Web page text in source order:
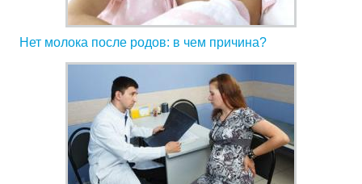
Нет молока после родов: в чем причина?